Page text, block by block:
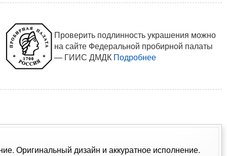
Проверить подлинность украшения можно
на сайте Федеральной пробирной палаты
— ГИИС ДМДК Подробнее
Оригинальный дизайн и аккуратное исполнение.